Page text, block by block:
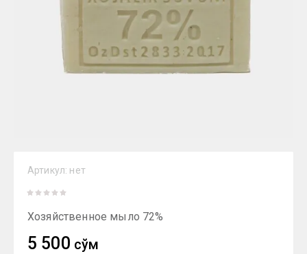
Артикул: нет
Хозяйственное мыло 72%
5 500 сўм